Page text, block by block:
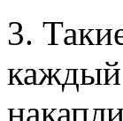
3.
каждый